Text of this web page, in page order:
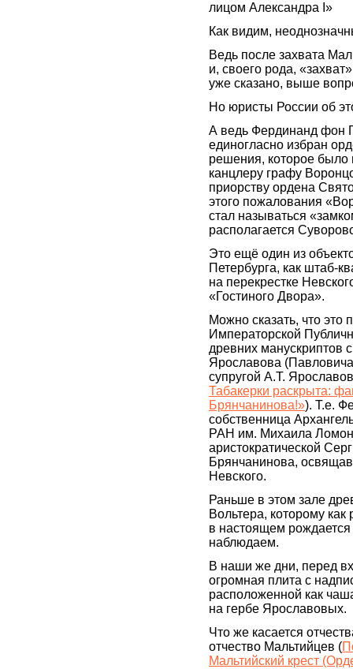
лицом Александра I»
Как видим,
Ведь после захвата
и, своего рода,
уже сказано, выше
Но юристы России об
А ведь Фердинанд фон
единогласно избран
решения, которое
канцлеру графу
приорству ордена
этого пожалования
стал называться
располагается
Это ещё один из
Петербурга, как штаб-
на перекрестке
«Гостиного Двора».
Можно сказать, что это
Императорской
древних манускриптов
Ярославова
супругой А.Т.
Табакерки раскрыта:
Брянчанинова!»). Т.е.
собственница
РАН им. Михаила
аристократической
Брянчанинова,
Невского.
Раньше в этом зале
Вольтера, которому
в настоящем
наблюдаем.
В наши же дни, перед
огромная плита с
расположенной как
на гербе Ярославовых.
Что же касается
отчество Мальтийцев (
Мальтийский крест